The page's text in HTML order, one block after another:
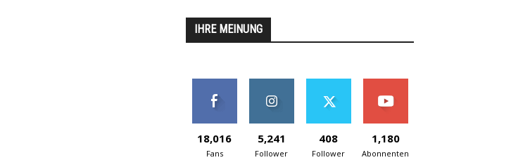
IHRE MEINUNG
18,016
Fans
5,241
Follower
408
Follower
1,180
Abonnenten